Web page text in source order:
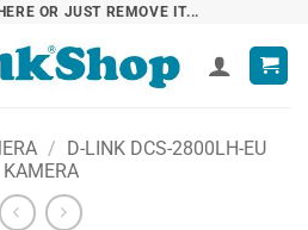
OR JUST REMOVE IT...
/ D-LINK DCS-2800LH-EU
KAMERA